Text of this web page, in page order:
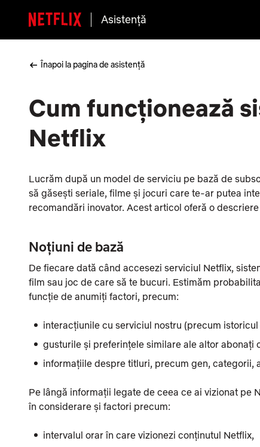
Asistență
Înapoi la pagina de asistență
Cum funcționează
Netflix
Lucrăm după un model de serviciu pe bază de
să găsești seriale, filme și jocuri care te-ar putea
recomandări inovator. Acest articol oferă o
Noțiuni de bază
De fiecare dată când accesezi serviciul Netflix,
film sau joc de care să te bucuri. Estimăm
funcție de anumiți factori, precum:
interacțiunile cu serviciul nostru (precum
gusturile și preferințele similare ale altor abonați
informațiile despre titluri, precum gen, categorii,
Pe lângă informații legate de ceea ce ai vizionat pe
în considerare și factori precum:
intervalul orar în care vizionezi conținutul Netflix,